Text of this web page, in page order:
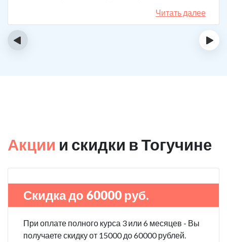
связан меня и позвонил в клинику. На дом приехал
нарколог, мне сделали какую-то капельницу, после
для прохождения курса реабилитации, так я и сделал.
Читать далее
‹ ›
Акции и скидки в Тогучине
Скидка до 60000 руб.
При оплате полного курса 3 или 6 месяцев - Вы
получаете скидку от 15000 до 60000 рублей.